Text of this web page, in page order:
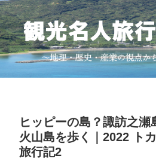
ヒッピーの島？諏訪之瀬
火山島を歩く｜2022 ト
旅行記2